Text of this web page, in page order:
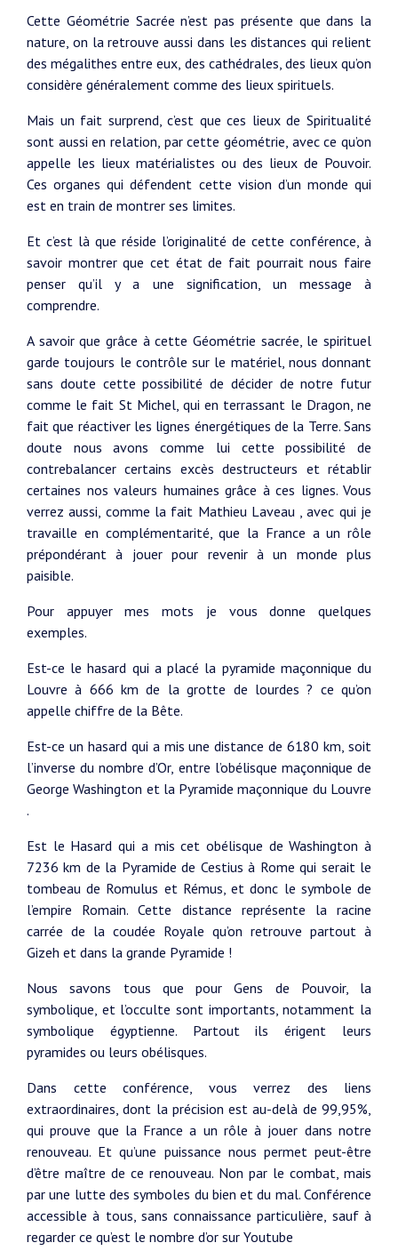
Cette Géométrie Sacrée n’est pas présente que dans la
nature, on la retrouve aussi dans les distances qui relient
des mégalithes entre eux, des cathédrales, des lieux qu’on
considère généralement comme des lieux spirituels.
Mais un fait surprend, c’est que ces lieux de Spiritualité
sont aussi en relation, par cette géométrie, avec ce qu’on
appelle les lieux matérialistes ou des lieux de Pouvoir.
Ces organes qui défendent cette vision d’un monde qui
est en train de montrer ses limites.
Et c’est là que réside l’originalité de cette conférence, à
savoir montrer que cet état de fait pourrait nous faire
penser qu’il y a une signification, un message à
comprendre.
A savoir que grâce à cette Géométrie sacrée, le spirituel
garde toujours le contrôle sur le matériel, nous donnant
sans doute cette possibilité de décider de notre futur
comme le fait St Michel, qui en terrassant le Dragon, ne
fait que réactiver les lignes énergétiques de la Terre. Sans
doute nous avons comme lui cette possibilité de
contrebalancer certains excès destructeurs et rétablir
certaines nos valeurs humaines grâce à ces lignes. Vous
verrez aussi, comme la fait Mathieu Laveau , avec qui je
travaille en complémentarité, que la France a un rôle
prépondérant à jouer pour revenir à un monde plus
paisible.
Pour appuyer mes mots je vous donne quelques
exemples.
Est-ce le hasard qui a placé la pyramide maçonnique du
Louvre à 666 km de la grotte de lourdes ? ce qu’on
appelle chiffre de la Bête.
Est-ce un hasard qui a mis une distance de 6180 km, soit
l’inverse du nombre d’Or, entre l’obélisque maçonnique de
George Washington et la Pyramide maçonnique du Louvre
.
Est le Hasard qui a mis cet obélisque de Washington à
7236 km de la Pyramide de Cestius à Rome qui serait le
tombeau de Romulus et Rémus, et donc le symbole de
l’empire Romain. Cette distance représente la racine
carrée de la coudée Royale qu’on retrouve partout à
Gizeh et dans la grande Pyramide !
Nous savons tous que pour Gens de Pouvoir, la
symbolique, et l’occulte sont importants, notamment la
symbolique égyptienne. Partout ils érigent leurs
pyramides ou leurs obélisques.
Dans cette conférence, vous verrez des liens
extraordinaires, dont la précision est au-delà de 99,95%,
qui prouve que la France a un rôle à jouer dans notre
renouveau. Et qu’une puissance nous permet peut-être
d’être maître de ce renouveau. Non par le combat, mais
par une lutte des symboles du bien et du mal. Conférence
accessible à tous, sans connaissance particulière, sauf à
regarder ce qu’est le nombre d’or sur Youtube